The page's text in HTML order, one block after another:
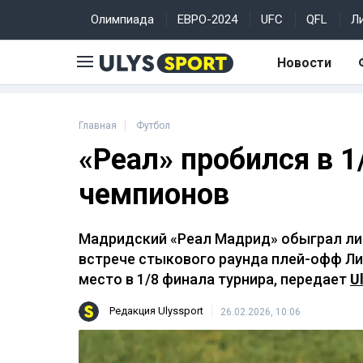
Олимпиада ЕВРО-2024 UFC QFL
Новости
Главная Футбол
«Реал» пробился в
чемпионов
Мадридский «Реал Мадрид» обыграл
встрече стыкового раунда плей-офф
место в 1/8 финала турнира, передает
Редакция Ulyssport 26.02.2026, 10:06